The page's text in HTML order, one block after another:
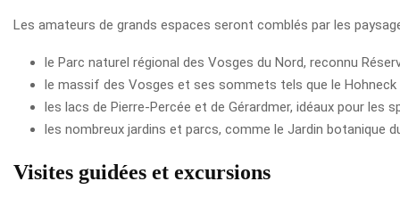
Les amateurs de grands espaces seront comblés par les
le Parc naturel régional des Vosges du Nord, reconnu
le massif des Vosges et ses sommets tels que le Hohneck
les lacs de Pierre-Percée et de Gérardmer, idéaux pour les
les nombreux jardins et parcs, comme le Jardin botanique
Visites guidées et excursions